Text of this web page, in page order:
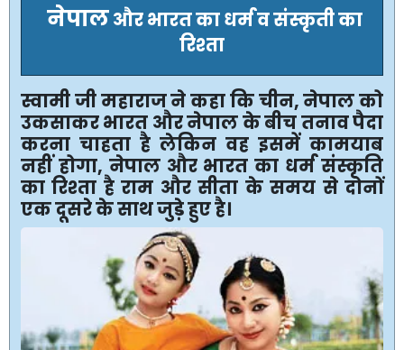
नेपालऔरभारतकाधर्मवसंस्कृतीका
रिश्ता
स्वामीजीमहाराजनेकहाकिचीन,नेपालको
उकसाकरभारत औरनेपालकेबीचतनावपैदा
करना चाहता है लेकिन वह इसमें कामयाब
नहीं होगा, नेपाल और भारत का धर्म संस्कृति
का रिश्ता है राम और सीता के समय से दोनों
एकदूसरेकेसाथजुड़ेहुएहै।